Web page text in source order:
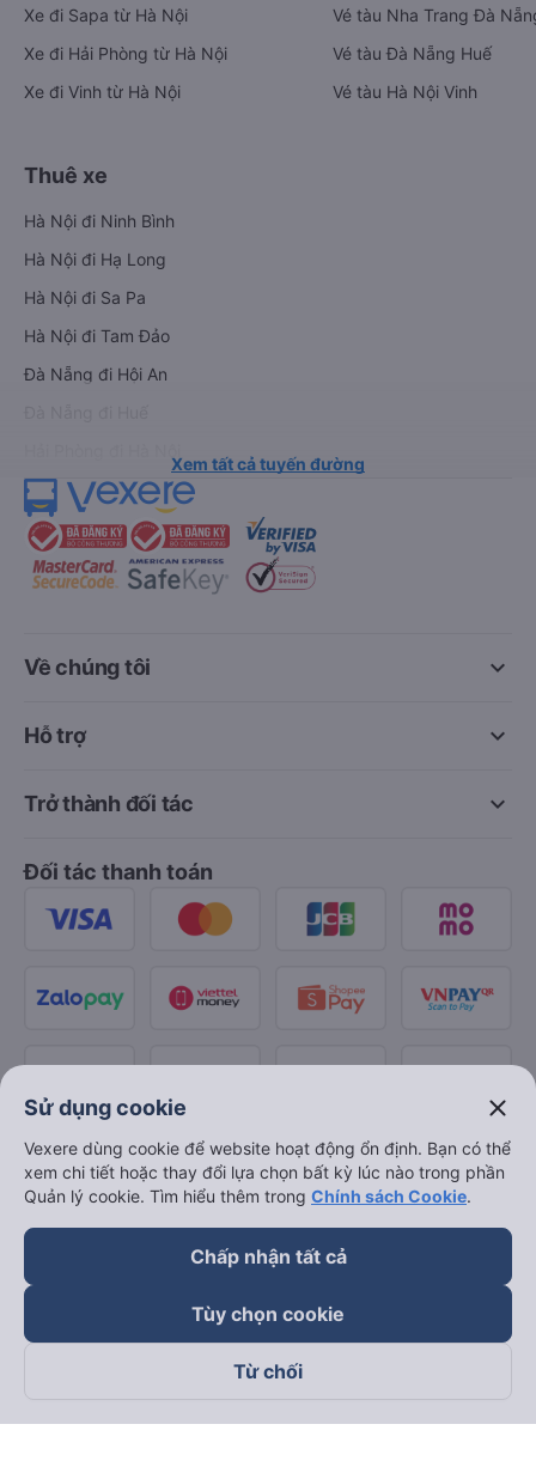
Xe đi Sapa từ Hà Nội
Xe đi Hải Phòng từ Hà Nội
Xe đi Vinh từ Hà Nội
Vé tàu Nha Trang Đà
Vé tàu Đà Nẵng Huế
Vé tàu Hà Nội Vinh
Thuê xe
Hà Nội đi Ninh Bình
Hà Nội đi Hạ Long
Hà Nội đi Sa Pa
Hà Nội đi Tam Đảo
Đà Nẵng đi Hội An
Xem tất cả tuyến đường
keyboard_arrow_down
Về chúng tôi
keyboard_arrow_down
Hỗ trợ
keyboard_arrow_down
Trở thành đối tác
Đối tác thanh toán
Theo dõi chúng tôi trên
Sử dụng cookie close
Vexere dùng cookie để website hoạt động ổn định. Bạn có thể
xem chi tiết hoặc thay đổi lựa chọn bất kỳ lúc nào trong phần
Quản lý cookie. Tìm hiểu thêm trong Chính sách Cookie.
Chấp nhận tất cả
Tùy chọn cookie
Từ chối